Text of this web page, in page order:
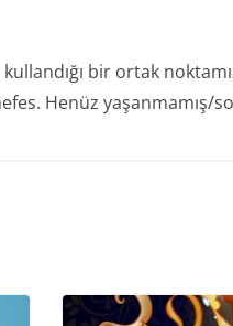
bir ortak
Henüz yaşanmamış/